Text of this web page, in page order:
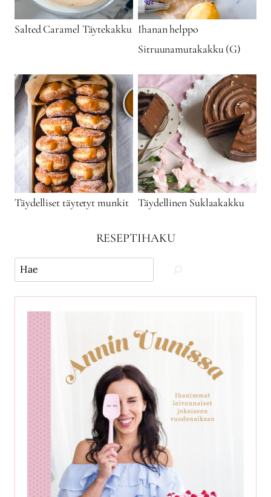
Salted Caramel Täytekakku Ihanan helppo
Sitruunamutakakku (G)
Täydelliset täytetyt munkit Täydellinen Suklaakakku
RESEPTIHAKU
Käytä
hakua
ja
etsi
reseptejä